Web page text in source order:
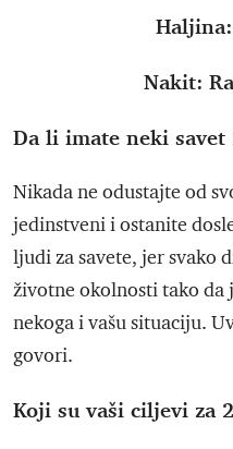
Nakit:
Da li imate neki savet
Nikada ne odustajte od
jedinstveni i ostanite
ljudi za savete, jer svako
životne okolnosti tako
nekoga i vašu situaciju.
govori.
Koji su vaši ciljevi za